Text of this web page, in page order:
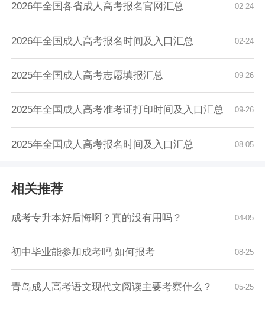
02-24
2026年全国各省成人高考报名官网汇总
02-24
2026年全国成人高考报名时间及入口汇总
09-26
2025年全国成人高考志愿填报汇总
09-26
2025年全国成人高考准考证打印时间及入口汇总
08-05
2025年全国成人高考报名时间及入口汇总
相关推荐
04-05
成考专升本好后悔啊？真的没有用吗？
08-25
初中毕业能参加成考吗 如何报考
05-25
青岛成人高考语文现代文阅读主要考察什么？